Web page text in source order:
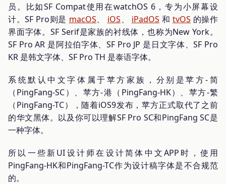
员。比如SF Compat使用在watchOS 6，专为小屏幕设
计。SF Pro则是 macOS、 iOS、 iPadOS 和 tvOS 的操作
界面字体。SF Serif是家族的衬线体，也称为New York。
SF Pro AR 是阿拉伯字体、SF Pro JP 是日文字体、SF Pro
KR 是韩文字体、SF Pro TH 是泰语字体。
系统默认中文字体属于苹方家族，分别是苹方-简
（PingFang-SC）、苹方-港（PingFang-HK）、苹方-繁
（PingFang-TC），随着iOS9发布，苹方正式取代了之前
的华文黑体。以及你可以理解SF Pro SC和PingFang SC是
一种字体。
所以一些新UI设计师在设计简体中文APP时，使用
PingFang-HK和PingFang-TC作为设计稿字体是不合规范
的。